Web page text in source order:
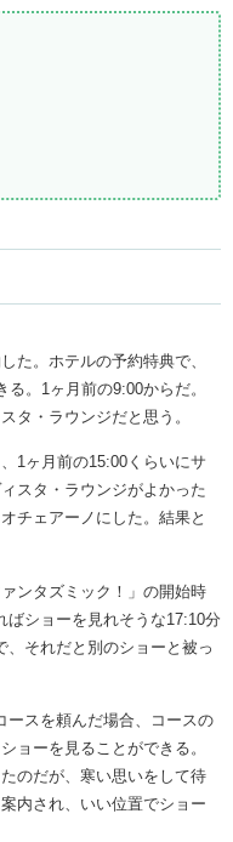
た。ホテルの予約特典で、
。1ヶ月前の9:00からだ。
タ・ラウンジだと思う。
1ヶ月前の15:00くらいにサ
スタ・ラウンジがよかった
チェアーノにした。結果と
ンタズミック！」の開始時
ショーを見れそうな17:10分
、それだと別のショーと被っ
ースを頼んだ場合、コースの
ョーを見ることができる。
のだが、寒い思いをして待
内され、いい位置でショー